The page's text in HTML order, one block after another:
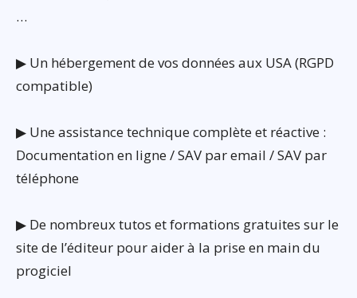
…
▶ Un hébergement de vos données aux USA (RGPD
compatible)
▶ Une assistance technique complète et réactive :
Documentation en ligne / SAV par email / SAV par
téléphone
▶ De nombreux tutos et formations gratuites sur le
site de l’éditeur pour aider à la prise en main du
progiciel